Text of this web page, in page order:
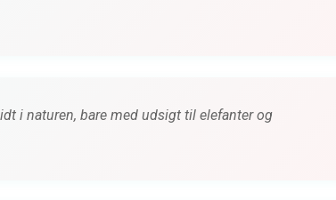
i naturen, bare med udsigt til elefanter og